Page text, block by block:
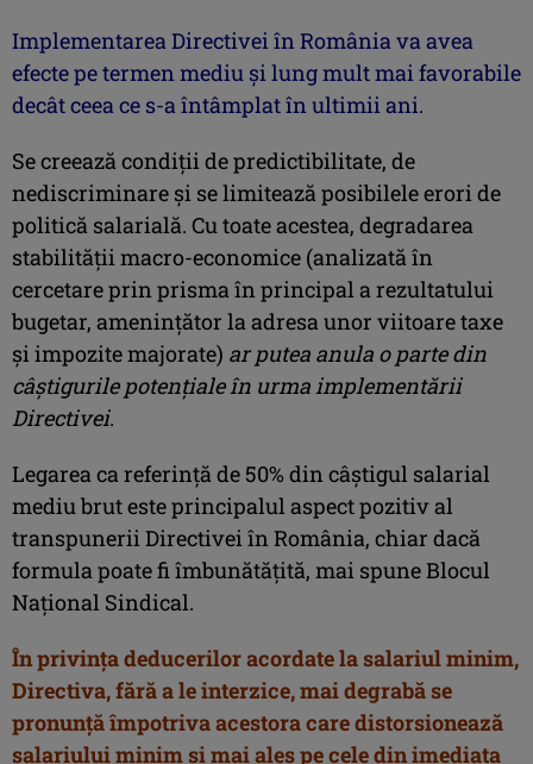
Implementarea Directivei în România va avea
efecte pe termen mediu și lung mult mai favorabile
decât ceea ce s-a întâmplat în ultimii ani.
Se creează condiții de predictibilitate, de
nediscriminare și se limitează posibilele erori de
politică salarială. Cu toate acestea, degradarea
stabilității macro-economice (analizată în
cercetare prin prisma în principal a rezultatului
bugetar, amenințător la adresa unor viitoare taxe
și impozite majorate) ar putea anula o parte din
câștigurile potențiale în urma implementării
Directivei.
Legarea ca referință de 50% din câștigul salarial
mediu brut este principalul aspect pozitiv al
transpunerii Directivei în România, chiar dacă
formula poate fi îmbunătățită, mai spune Blocul
Naţional Sindical.
În privința deducerilor acordate la salariul minim,
Directiva, fără a le interzice, mai degrabă se
pronunță împotriva acestora care distorsionează
salariului minim și mai ales pe cele din imediata